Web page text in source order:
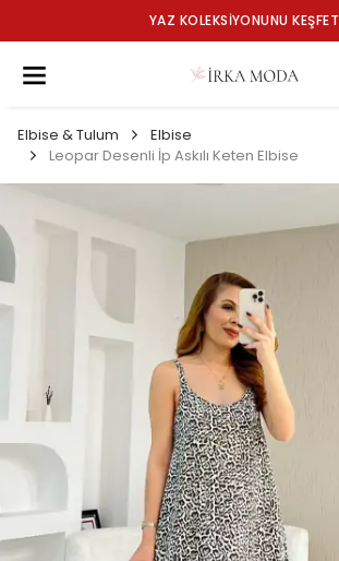
YAZ KOLEKSİYONUNU KEŞFET
Elbise & Tulum
Elbise
Leopar Desenli İp Askılı Keten Elbise